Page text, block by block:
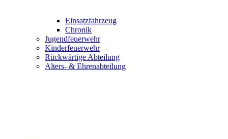
Einsatzfahrzeug
Chronik
Jugendfeuerwehr
Kinderfeuerwehr
Rückwärtige Abteilung
Alters- & Ehrenabteilung